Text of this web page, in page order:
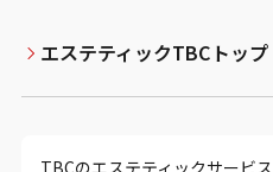
エステティックTBCトップ